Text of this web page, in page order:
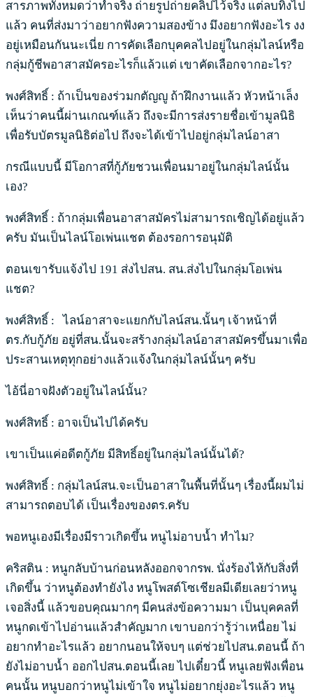
สารภาพทั้งหมดว่าทำจริง ถ่ายรูปถ่ายคลิปไว้จริง แต่ลบทิ้งไป
แล้ว คนที่ส่งมาว่าอยากฟังความสองข้าง มึงอยากฟังอะไร งง
อยู่เหมือนกันนะเนี่ย การคัดเลือกบุคคลไปอยู่ในกลุ่มไลน์หรือ
กลุ่มกู้ชีพอาสาสมัครอะไรก็แล้วแต่ เขาคัดเลือกจากอะไร?
พงศ์สิทธิ์ : ถ้าเป็นของร่วมกตัญญู ถ้าฝึกงานแล้ว หัวหน้าเล็ง
เห็นว่าคนนี้ผ่านเกณฑ์แล้ว ถึงจะมีการส่งรายชื่อเข้ามูลนิธิ
เพื่อรับบัตรมูลนิธิต่อไป ถึงจะได้เข้าไปอยู่กลุ่มไลน์อาสา
กรณีแบบนี้ มีโอกาสที่กู้ภัยชวนเพื่อนมาอยู่ในกลุ่มไลน์นั้น
เอง?
พงศ์สิทธิ์ : ถ้ากลุ่มเพื่อนอาสาสมัครไม่สามารถเชิญได้อยู่แล้ว
ครับ มันเป็นไลน์โอเพ่นแชต ต้องรอการอนุมัติ
ตอนเขารับแจ้งไป 191 ส่งไปสน. สน.ส่งไปในกลุ่มโอเพ่น
แชต?
พงศ์สิทธิ์ : ไลน์อาสาจะแยกกับไลน์สน.นั้นๆ เจ้าหน้าที่
ตร.กับกู้ภัย อยู่ที่สน.นั้นจะสร้างกลุ่มไลน์อาสาสมัครขึ้นมาเพื่อ
ประสานเหตุทุกอย่างแล้วแจ้งในกลุ่มไลน์นั้นๆ ครับ
ไอ้นี่อาจฝังตัวอยู่ในไลน์นั้น?
พงศ์สิทธิ์ : อาจเป็นไปได้ครับ
เขาเป็นแค่อดีตกู้ภัย มีสิทธิ์อยู่ในกลุ่มไลน์นั้นได้?
พงศ์สิทธิ์ : กลุ่มไลน์สน.จะเป็นอาสาในพื้นที่นั้นๆ เรื่องนี้ผมไม่
สามารถตอบได้ เป็นเรื่องของตร.ครับ
พอหนูเองมีเรื่องมีราวเกิดขึ้น หนูไม่อาบน้ำ ทำไม?
คริสติน : หนูกลับบ้านก่อนหลังออกจากรพ. นั่งร้องไห้กับสิ่งที่
เกิดขึ้น ว่าหนูต้องทำยังไง หนูโพสต์โซเชียลมีเดียเลยว่าหนู
เจอสิ่งนี้ แล้วขอบคุณมากๆ มีคนส่งข้อความมา เป็นบุคคลที่
หนูกดเข้าไปอ่านแล้วสำคัญมาก เขาบอกว่ารู้ว่าเหนื่อย ไม่
อยากทำอะไรแล้ว อยากนอนให้จบๆ แต่ช่วยไปสน.ตอนนี้ ถ้า
ยังไม่อาบน้ำ ออกไปสน.ตอนนี้เลย ไปเดี๋ยวนี้ หนูเลยฟังเพื่อน
คนนั้น หนูบอกว่าหนูไม่เข้าใจ หนูไม่อยากยุ่งอะไรแล้ว หนู